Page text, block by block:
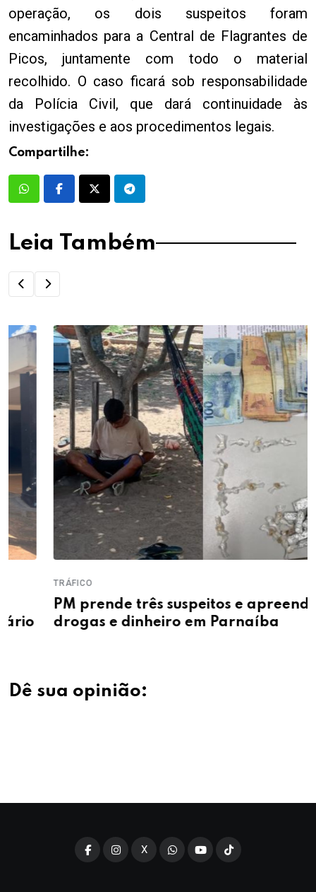
operação, os dois suspeitos foram
encaminhados para a Central de Flagrantes de
Picos, juntamente com todo o material
recolhido. O caso ficará sob responsabilidade
da Polícia Civil, que dará continuidade às
investigações e aos procedimentos legais.
Compartilhe:
Leia Também
PM prende três suspeitos e apreende
drogas e dinheiro em Parnaíba
Dê sua opinião:
X